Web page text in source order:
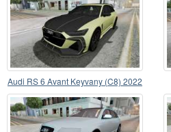
Audi RS 6 Avant Keyvany (C8) 2022